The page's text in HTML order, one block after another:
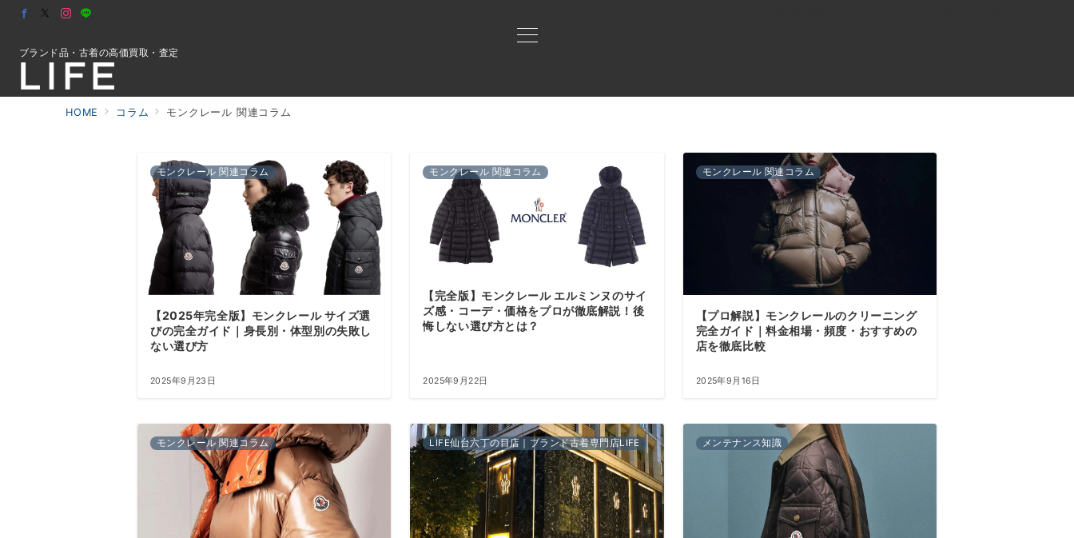
ブランド品・古着の高価買取・査定
HOME コラム モンクレール 関連コラム
モンクレール 関連コラム
【2025年完全版】モンクレール サイズ選
びの完全ガイド｜身長別・体型別の失敗し
ない選び方
2025年9月23日
モンクレール 関連コラム
【完全版】モンクレール エルミンヌのサイ
ズ感・コーデ・価格をプロが徹底解説！後
悔しない選び方とは？
2025年9月22日
モンクレール 関連コラム
【プロ解説】モンクレールのクリーニング
完全ガイド｜料金相場・頻度・おすすめの
店を徹底比較
2025年9月16日
モンクレール 関連コラム LIFE仙台六丁の目店｜ブランド古着専門店LIFE メンテナンス知識